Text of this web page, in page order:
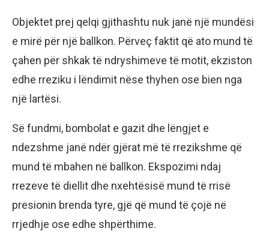
Objektet prej qelqi gjithashtu nuk janë një mundësi
e mirë për një ballkon. Përveç faktit që ato mund të
çahen për shkak të ndryshimeve të motit, ekziston
edhe rreziku i lëndimit nëse thyhen ose bien nga
një lartësi.
Së fundmi, bombolat e gazit dhe lëngjet e
ndezshme janë ndër gjërat më të rrezikshme që
mund të mbahen në ballkon. Ekspozimi ndaj
rrezeve të diellit dhe nxehtësisë mund të rrisë
presionin brenda tyre, gjë që mund të çojë në
rrjedhje ose edhe shpërthime.